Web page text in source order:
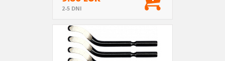
2-5 DNI